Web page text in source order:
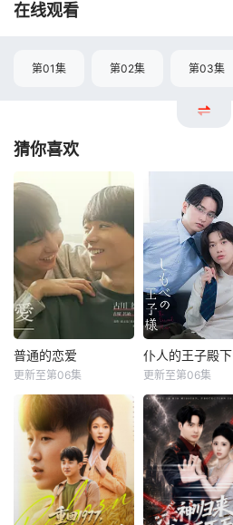
在线观看
第01集 第02集 第03集
猜你喜欢
普通的恋爱
更新至第06集
仆人的王子殿下
更新至第06集